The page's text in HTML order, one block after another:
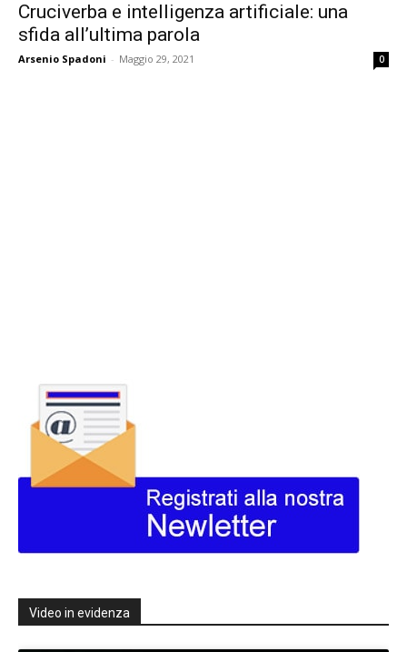
Cruciverba e intelligenza artificiale: una
sfida all’ultima parola
Arsenio Spadoni - Maggio 29, 2021 0
Video in evidenza